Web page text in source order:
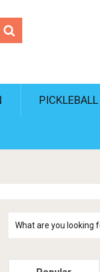
PICKLEBALL
kiem